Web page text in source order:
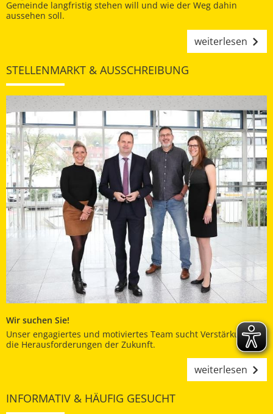
Gemeinde langfristig stehen will und wie der Weg dahin
aussehen soll.
weiterlesen
STELLENMARKT & AUSSCHREIBUNG
Wir suchen Sie!
Unser engagiertes und motiviertes Team sucht Verstärkung für
die Herausforderungen der Zukunft.
weiterlesen
INFORMATIV & HÄUFIG GESUCHT